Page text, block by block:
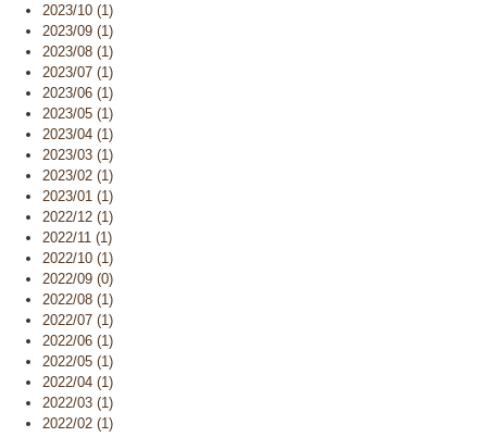
2023/10 (1)
2023/09 (1)
2023/08 (1)
2023/07 (1)
2023/06 (1)
2023/05 (1)
2023/04 (1)
2023/03 (1)
2023/02 (1)
2023/01 (1)
2022/12 (1)
2022/11 (1)
2022/10 (1)
2022/09 (0)
2022/08 (1)
2022/07 (1)
2022/06 (1)
2022/05 (1)
2022/04 (1)
2022/03 (1)
2022/02 (1)